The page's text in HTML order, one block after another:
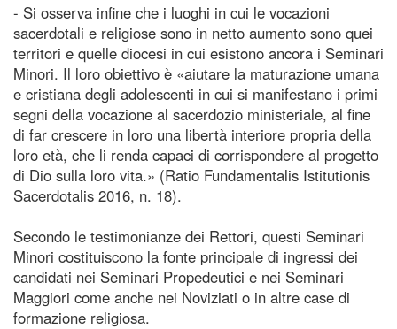
- Si osserva infine che i luoghi in cui le vocazioni
sacerdotali e religiose sono in netto aumento sono quei
territori e quelle diocesi in cui esistono ancora i Seminari
Minori. Il loro obiettivo è «aiutare la maturazione umana
e cristiana degli adolescenti in cui si manifestano i primi
segni della vocazione al sacerdozio ministeriale, al fine
di far crescere in loro una libertà interiore propria della
loro età, che li renda capaci di corrispondere al progetto
di Dio sulla loro vita.» (Ratio Fundamentalis Istitutionis
Sacerdotalis 2016, n. 18).
Secondo le testimonianze dei Rettori, questi Seminari
Minori costituiscono la fonte principale di ingressi dei
candidati nei Seminari Propedeutici e nei Seminari
Maggiori come anche nei Noviziati o in altre case di
formazione religiosa.